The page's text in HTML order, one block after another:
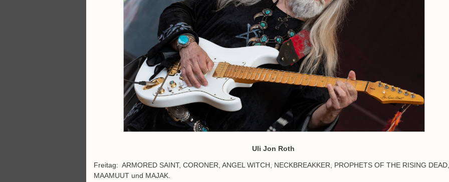
Uli Jon Roth
Freitag: ARMORED SAINT, CORONER, ANGEL WITCH, NECKBREAKKER, PROPHETS OF THE RISING DEAD,
MAAMUUT und MAJAK.